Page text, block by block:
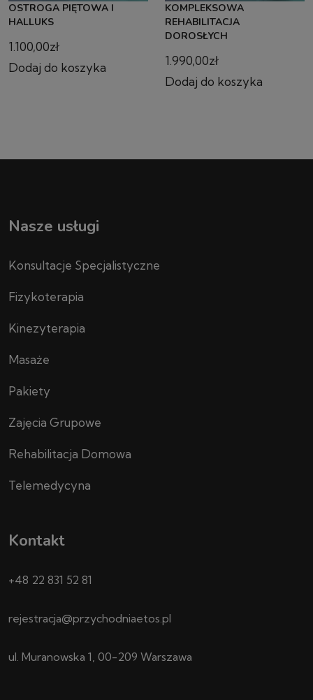
OSTROGA PIĘTOWA I
HALLUKS
1.100,00zł
Dodaj do koszyka
KOMPLEKSOWA
REHABILITACJA
DOROSŁYCH
1.990,00zł
Dodaj do koszyka
Nasze usługi
Konsultacje Specjalistyczne
Fizykoterapia
Kinezyterapia
Masaże
Pakiety
Zajęcia Grupowe
Rehabilitacja Domowa
Telemedycyna
Kontakt
+48 22 831 52 81
rejestracja@przychodniaetos.pl
ul. Muranowska 1, 00-209 Warszawa